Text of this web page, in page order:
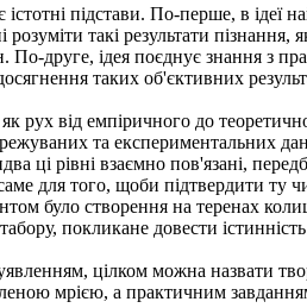
підстави. По-перше, в ідеї
такі результати
друге, ідея поєднує знання з
таких об'єктивних
рух від емпіричного до
та експериментальних
ці рівні взаємно пов'язані,
для того, щоби підтвердити ту
було створення на теренах
покликане довести
цілком можна назвати
мрією, а практичним